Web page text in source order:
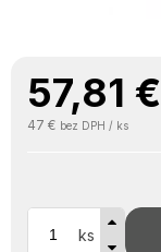
57,81 €
47 € bez DPH / ks
ks